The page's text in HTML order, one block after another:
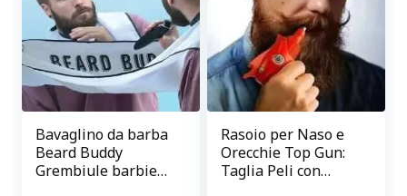
Bavaglino da barba
Beard Buddy
Grembiule barbiere
Rasoio per Naso e
Orecchie Top Gun:
Taglia Peli con